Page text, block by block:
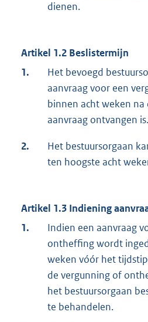
dienen.
Artikel 1.2 Beslistermijn
1.
Het bevoegd
aanvraag voor een
binnen acht weken na
aanvraag ontvangen is.
2.
Het bestuursorgaan
ten hoogste acht
Artikel 1.3 Indiening
1.
Indien een aanvraag
ontheffing wordt
weken vóór het
de vergunning of
het bestuursorgaan
te behandelen.